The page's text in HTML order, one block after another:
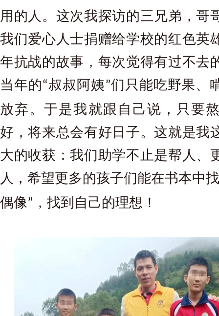
用的人。这次我探访的三兄弟，哥
我们爱心人士捐赠给学校的红色英
年抗战的故事，每次觉得有过不去
当年的“叔叔阿姨”们只能吃野果、
放弃。于是我就跟自己说，只要
好，将来总会有好日子。这就是我
大的收获：我们助学不止是帮人、
人，希望更多的孩子们能在书本中
偶像” ，找到自己的理想！